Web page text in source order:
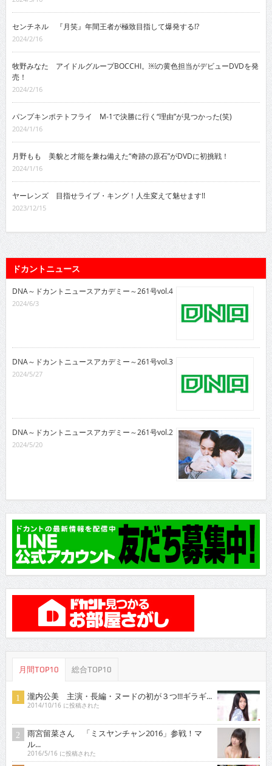
センチネル 『月笑』年間王者が極致目指して爆発する!?
2024/2/16
牧野みなた アイドルグループBOCCHI。￼の黄色担当がデビューDVDを発
売！
2024/2/16
パンプキンポテトフライ M-1で決勝に行く“理由”が見つかった(笑)
2024/1/16
月野もも 美貌と才能を兼ね備えた“奇跡の原石”がDVDに初挑戦！
2024/1/16
ヤーレンズ 目指せライブ・キング！人生変えて魅せます!!
2023/12/15
ドカントニュース
DNA～ドカントニュースアカデミー～261号vol.4
2024/6/3
DNA～ドカントニュースアカデミー～261号vol.3
2024/5/27
DNA～ドカントニュースアカデミー～261号vol.2
2024/5/20
月間TOP10 総合TOP10
瀧内公美 主演・長編・ヌードの初が３つ!!!ギラギ...
2014/10/16 に投稿された
雨宮留菜さん 「ミスヤンチャン2016」参戦！マ
ル...
2016/5/16 に投稿された